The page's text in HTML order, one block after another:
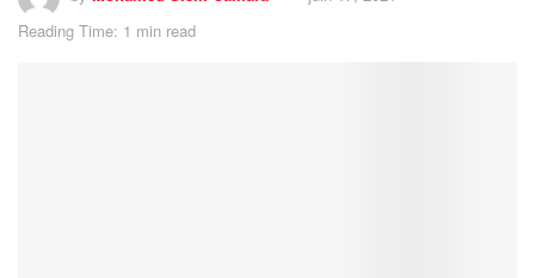
Reading Time: 1 min read